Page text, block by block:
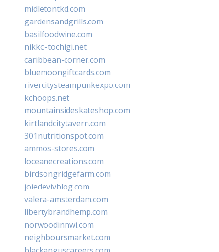
midletontkd.com
gardensandgrills.com
basilfoodwine.com
nikko-tochigi.net
caribbean-corner.com
bluemoongiftcards.com
rivercitysteampunkexpo.com
kchoops.net
mountainsideskateshop.com
kirtlandcitytavern.com
301nutritionspot.com
ammos-stores.com
loceanecreations.com
birdsongridgefarm.com
joiedevivblog.com
valera-amsterdam.com
libertybrandhemp.com
norwoodinnwi.com
neighboursmarket.com